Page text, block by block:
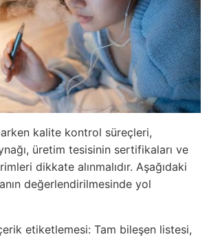
kalite kontrol süreçleri,
üretim tesisinin sertifikaları ve
dikkate alınmalıdır. Aşağıdaki
değerlendirilmesinde yol
etiketlemesi: Tam bileşen listesi,